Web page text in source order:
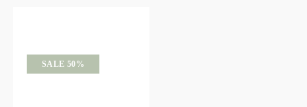
SALE 50%